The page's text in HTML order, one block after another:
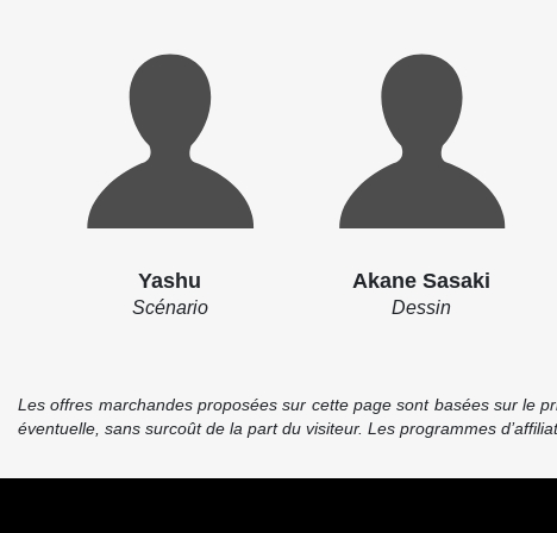
Yashu
Scénario
Akane Sasaki
Dessin
Les offres marchandes proposées sur cette page sont basées sur le
éventuelle, sans surcoût de la part du visiteur. Les programmes